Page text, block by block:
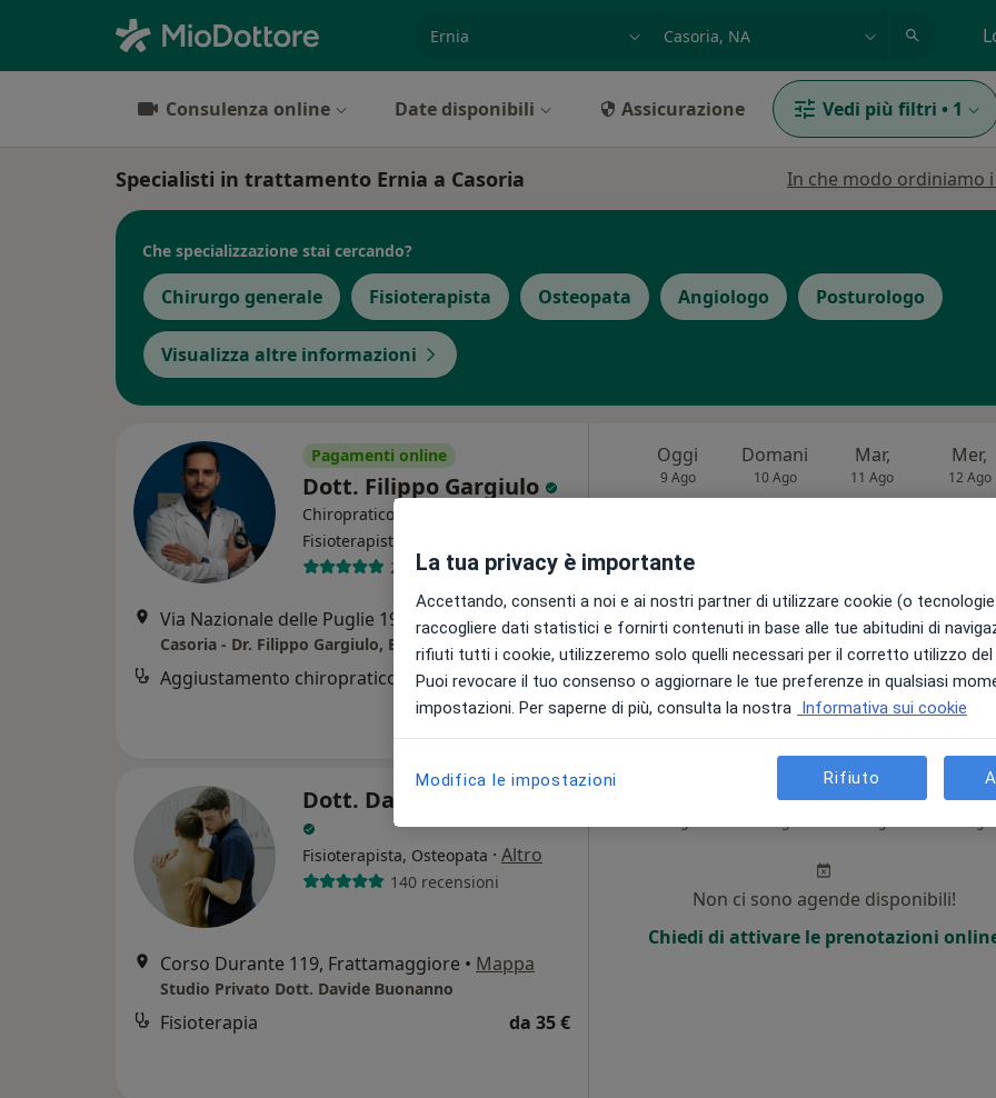
Consulenza online Date disponibili Assicurazione Vedi più filtri • 1
Specialisti in trattamento Ernia a Casoria In che modo ordiniamo
Che specializzazione stai cercando?
Chirurgo generale Fisioterapista Osteopata Angiologo Posturologo
Visualizza altre informazioni
Pagamenti online
Dott. Filippo Gargiulo
Chiropratico, Osteopata,
Fisioterapista
208 recensioni
Via Nazionale delle Puglie 199, Casoria • Mappa
Aggiustamento chiropratico specifico 220 €
Oggi
9 Ago
Domani
10 Ago
Mar,
11 Ago
Mer,
12 Ago
Non ci sono agende disponibili!
Chiedi di attivare le prenotazioni online
Dott. Davide Buonanno
Fisioterapista, Osteopata · Altro
140 recensioni
Corso Durante 119, Frattamaggiore • Mappa
Studio Privato Dott. Davide Buonanno
Fisioterapia da 35 €
Domani Mar, Mer,
Non ci sono agende disponibili!
Chiedi di attivare le prenotazioni
La tua privacy è importante
Accettando, consenti a noi e ai nostri partner di utilizzare cookie (o
raccogliere dati statistici e fornirti contenuti in base alle tue abitudini di
rifiuti tutti i cookie, utilizzeremo solo quelli necessari per il corretto utilizzo
Puoi revocare il tuo consenso o aggiornare le tue preferenze in qualsiasi
impostazioni. Per saperne di più, consulta la nostra Informativa sui cookie
Modifica le impostazioni Rifiuto